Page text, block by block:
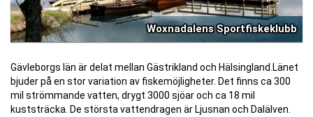
Woxnadalens Sportfiskeklubb
Gävleborgs län är delat mellan Gästrikland och Hälsingland.Länet
bjuder på en stor variation av fiskemöjligheter. Det finns ca 300
mil strömmande vatten, drygt 3000 sjöar och ca 18 mil
kuststräcka. De största vattendragen är Ljusnan och Dalälven.